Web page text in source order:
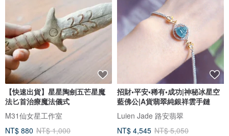
【快速出貨】星星陶劍五芒星魔
法匕首治療魔法儀式
M31仙女星工作室
NT$ 880 NT$ 1,000
招財•平安•稀有•成功|神秘冰星空
藍佛公|A貨翡翠純銀祥雲手鏈
Luien Jade 路安翡翠
NT$ 4,545 NT$ 5,050